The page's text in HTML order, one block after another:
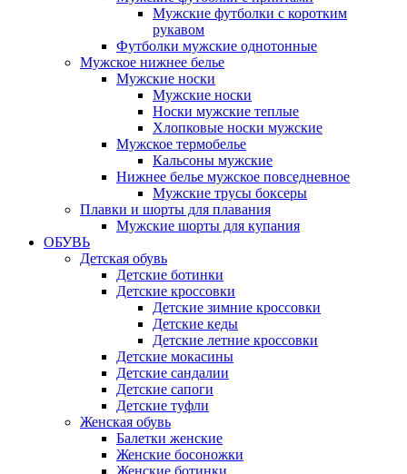
Мужские футболки с коротким
рукавом
Футболки мужские однотонные
Мужское нижнее белье
Мужские носки
Мужские носки
Носки мужские теплые
Хлопковые носки мужские
Мужское термобелье
Кальсоны мужские
Нижнее белье мужское повседневное
Мужские трусы боксеры
Плавки и шорты для плавания
Мужские шорты для купания
ОБУВЬ
Детская обувь
Детские ботинки
Детские кроссовки
Детские зимние кроссовки
Детские кеды
Детские летние кроссовки
Детские мокасины
Детские сандалии
Детские сапоги
Детские туфли
Женская обувь
Балетки женские
Женские босоножки
Женские ботинки